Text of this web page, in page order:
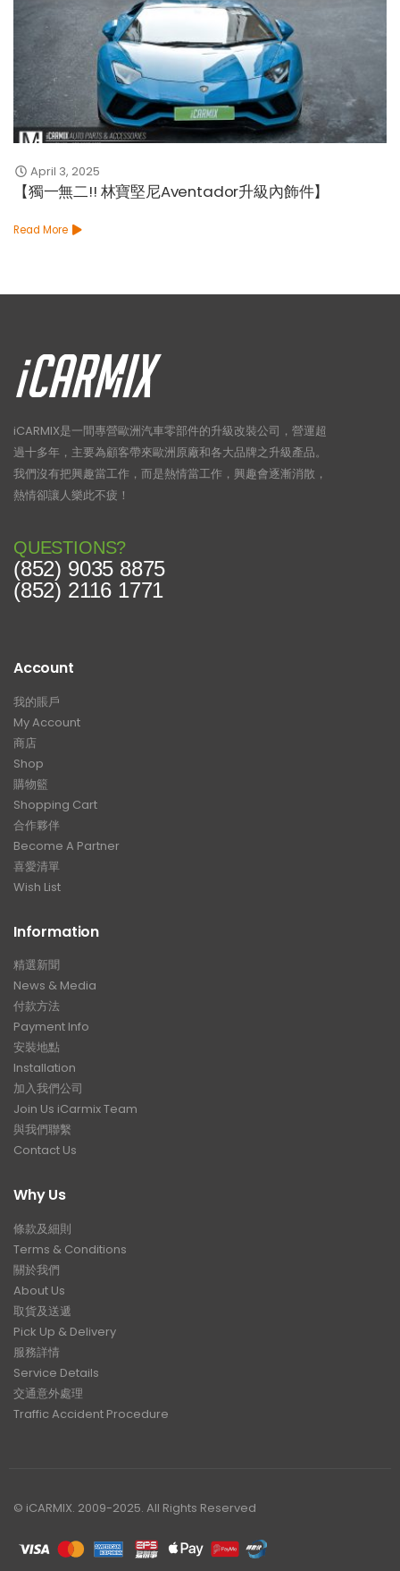
April 3, 2025
【獨一無二!! 林寶堅尼Aventador升級內飾件】
Read More
iCARMIX是一間專營歐洲汽車零部件的升級改裝公司，營運超
過十多年，主要為顧客帶來歐洲原廠和各大品牌之升級產品。
我們沒有把興趣當工作，而是熱情當工作，興趣會逐漸消散，
熱情卻讓人樂此不疲！
QUESTIONS?
(852) 9035 8875
(852) 2116 1771
Account
我的賬戶
My Account
商店
Shop
購物籃
Shopping Cart
合作夥伴
Become A Partner
喜愛清單
Wish List
Information
精選新聞
News & Media
付款方法
Payment Info
安裝地點
Installation
加入我們公司
Join Us iCarmix Team
與我們聯繫
Contact Us
Why Us
條款及細則
Terms & Conditions
關於我們
About Us
取貨及送遞
Pick Up & Delivery
服務詳情
Service Details
交通意外處理
Traffic Accident Procedure
© iCARMIX. 2009-2025. All Rights Reserved